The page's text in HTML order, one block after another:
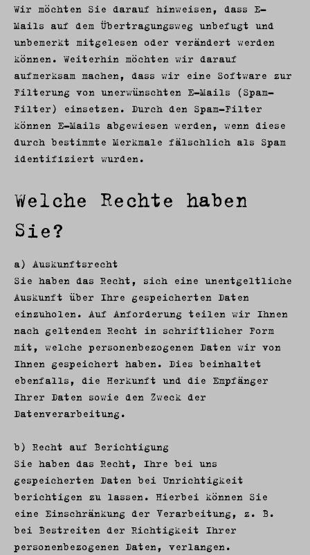
Wir möchten Sie darauf hinweisen, dass E-
Mails auf dem Übertragungsweg unbefugt und
unbemerkt mitgelesen oder verändert werden
können. Weiterhin möchten wir darauf
aufmerksam machen, dass wir eine Software zur
Filterung von unerwünschten E-Mails (Spam-
Filter) einsetzen. Durch den Spam-Filter
können E-Mails abgewiesen werden, wenn diese
durch bestimmte Merkmale fälschlich als Spam
identifiziert wurden.
Welche Rechte haben
Sie?
a) Auskunftsrecht
Sie haben das Recht, sich eine unentgeltliche
Auskunft über Ihre gespeicherten Daten
einzuholen. Auf Anforderung teilen wir Ihnen
nach geltendem Recht in schriftlicher Form
mit, welche personenbezogenen Daten wir von
Ihnen gespeichert haben. Dies beinhaltet
ebenfalls, die Herkunft und die Empfänger
Ihrer Daten sowie den Zweck der
Datenverarbeitung.
b) Recht auf Berichtigung
Sie haben das Recht, Ihre bei uns
gespeicherten Daten bei Unrichtigkeit
berichtigen zu lassen. Hierbei können Sie
eine Einschränkung der Verarbeitung, z. B.
bei Bestreiten der Richtigkeit Ihrer
personenbezogenen Daten, verlangen.